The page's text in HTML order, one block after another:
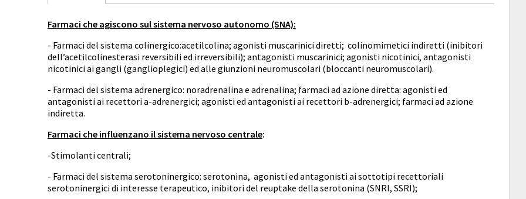
Farmaci che agiscono sul sistema nervoso autonomo (SNA):
- Farmaci del sistema colinergico:acetilcolina; agonisti muscarinici diretti; colinomimetici indiretti (inibitori
dell’acetilcolinesterasi reversibili ed irreversibili); antagonisti muscarinici; agonisti nicotinici, antagonisti
nicotinici ai gangli (ganglioplegici) ed alle giunzioni neuromuscolari (bloccanti neuromuscolari).
- Farmaci del sistema adrenergico: noradrenalina e adrenalina; farmaci ad azione diretta: agonisti ed
antagonisti ai recettori a-adrenergici; agonisti ed antagonisti ai recettori b-adrenergici; farmaci ad azione
indiretta.
Farmaci che influenzano il sistema nervoso centrale:
-Stimolanti centrali;
- Farmaci del sistema serotoninergico: serotonina, agonisti ed antagonisti ai sottotipi recettoriali
serotoninergici di interesse terapeutico, inibitori del reuptake della serotonina (SNRI, SSRI);